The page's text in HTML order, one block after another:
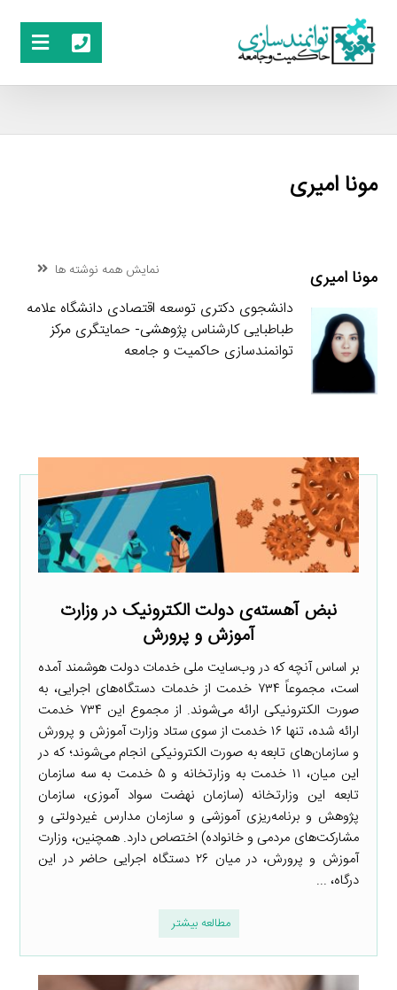
مونا امیری
مونا امیری نمایش همه نوشته ها
دانشجوی دکتری توسعه اقتصادی دانشگاه علامه
طباطبایی کارشناس پژوهشی- حمایتگری مرکز
توانمندسازی حاکمیت و جامعه
نبض آهسته‌ی دولت الکترونیک در وزارت
آموزش و پرورش
بر اساس آنچه که در وب‌سایت ملی خدمات دولت هوشمند آمده
است، مجموعاً ۷۳۴ خدمت از خدمات دستگاه‌های اجرایی، به
صورت الکترونیکی ارائه می‌شوند. از مجموع این ۷۳۴ خدمت
ارائه شده، تنها ۱۶ خدمت از سوی ستاد وزارت آموزش و پرورش
و سازمان‌های تابعه به صورت الکترونیکی انجام می‌شوند؛ که در
این میان، ۱۱ خدمت به وزارتخانه و ۵ خدمت به سه سازمان
تابعه این وزارتخانه (سازمان نهضت سواد آموزی، سازمان
پژوهش و برنامه‌ریزی آموزشی و سازمان مدارس غیردولتی و
مشارکت‌های مردمی و خانواده) اختصاص دارد. همچنین، وزارت
آموزش و پرورش، در میان ۲۶ دستگاه اجرایی حاضر در این
درگاه، ...
مطالعه بیشتر